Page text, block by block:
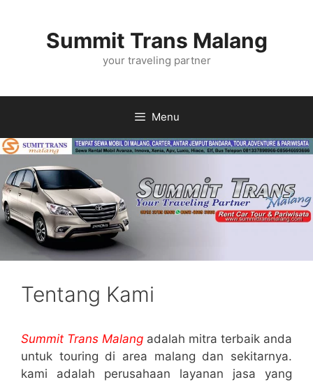
Summit Trans Malang
your traveling partner
Menu
Tentang Kami
Summit Trans Malang adalah mitra terbaik anda
untuk touring di area malang dan sekitarnya.
kami adalah perusahaan layanan jasa yang